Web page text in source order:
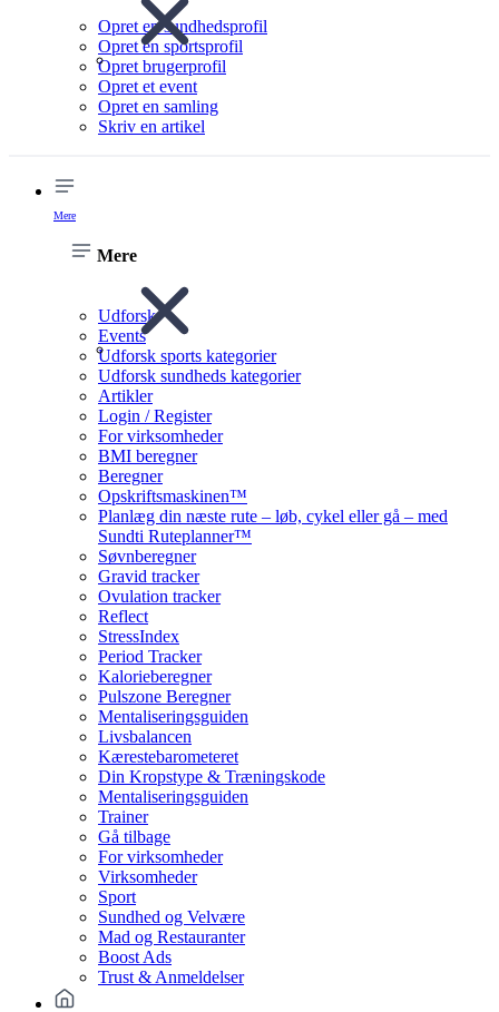
Opret en sundhedsprofil
Opret en sportsprofil
Opret brugerprofil
Opret et event
Opret en samling
Skriv en artikel
Mere
Mere
Udforsk
Events
Udforsk sports kategorier
Udforsk sundheds kategorier
Artikler
Login / Register
For virksomheder
BMI beregner
Beregner
Opskriftsmaskinen™
Planlæg din næste rute – løb, cykel eller gå – med
Sundti Ruteplanner™
Søvnberegner
Gravid tracker
Ovulation tracker
Reflect
StressIndex
Period Tracker
Kalorieberegner
Pulszone Beregner
Mentaliseringsguiden
Livsbalancen
Kærestebarometeret
Din Kropstype & Træningskode
Mentaliseringsguiden
Trainer
Gå tilbage
For virksomheder
Virksomheder
Sport
Sundhed og Velvære
Mad og Restauranter
Boost Ads
Trust & Anmeldelser